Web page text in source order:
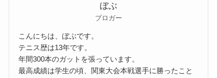
ぼぶ
ブロガー
こんにちは、ぼぶです。
テニス歴は13年です。
年間300本のガットを張っています。
最高成績は学生の頃、関東大会本戦選手に勝ったこと